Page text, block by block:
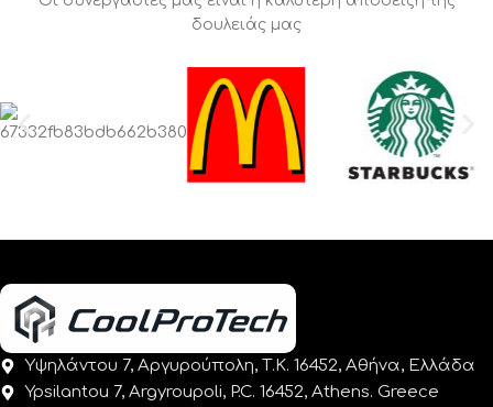
δουλειάς μας
Υψηλάντου 7, Αργυρούπολη, Τ.Κ. 16452, Αθήνα, Ελλάδα
Ypsilantou 7, Argyroupoli, P.C. 16452, Athens. Greece